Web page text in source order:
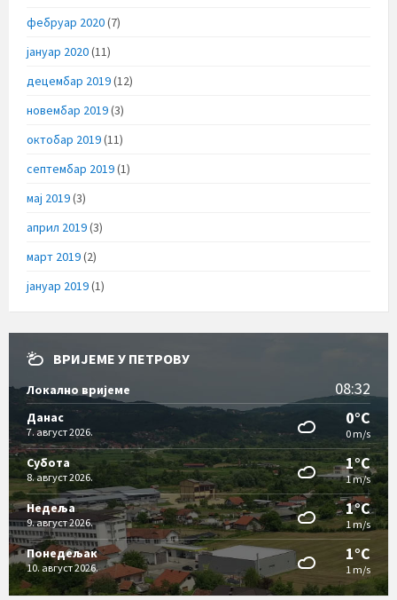
фебруар 2020(7)
јануар 2020(11)
децембар 2019(12)
новембар 2019(3)
октобар 2019(11)
септембар 2019(1)
мај 2019(3)
април 2019(3)
март 2019(2)
јануар 2019(1)
ВРИЈЕМЕ У ПЕТРОВУ
Локално вријеме 08:32
Данас
7. август 2026.
0°C
0 m/s
Субота
8. август 2026.
1°C
1 m/s
Недеља
9. август 2026.
1°C
1 m/s
Понедељак
10. август 2026.
1°C
1 m/s